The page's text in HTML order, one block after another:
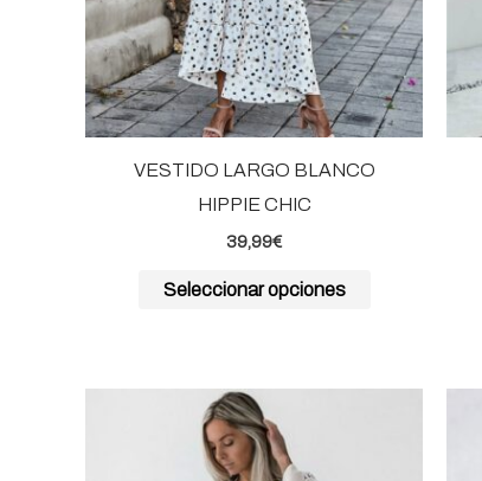
VESTIDO LARGO BLANCO
HIPPIE CHIC
39,99€
Seleccionar opciones
pueden
elegir
en
la
página